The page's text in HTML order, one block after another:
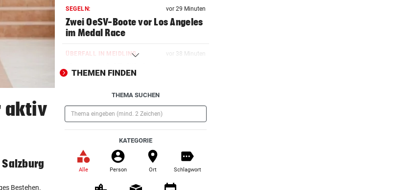
aktiv
Bestehen.
SEGELN: vor 29 Minuten
Zwei OeSV-Boote vor Los Angeles
im Medal Race
ÜBERFALL IN MEIDLING vor 38 Minuten
Mann stieß 27-Jährige ins
Gebüsch und würgte sie
NHL-STAR IN GRAZ:
„Ich habe selbst zu einem Vanek
aufgeschaut!“
AUFSTEIGER IM FOKUS
Austria Lustenau jagt gegen GAK
Bundesliga-Rekord
AUF CHINA-MOTORRAD vor 41 Minuten
THEMEN FINDEN
THEMA SUCHEN
KATEGORIE
Alle Person Ort Schlagwort